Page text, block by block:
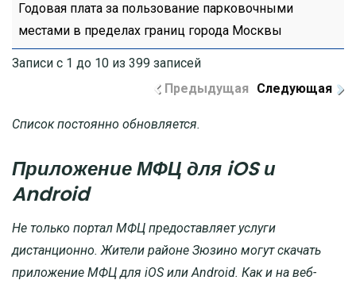
Годовая плата за пользование парковочными
местами в пределах границ города Москвы
Записи с 1 до 10 из 399 записей
Предыдущая Следующая
Список постоянно обновляется.
Приложение МФЦ для iOS и
Android
Не только портал МФЦ предоставляет услуги
дистанционно. Жители районе Зюзино могут скачать
приложение МФЦ для iOS или Android. Как и на веб-